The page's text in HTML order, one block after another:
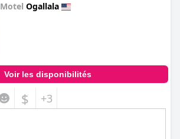
Motel Ogallala
Voir les disponibilités
$ +3